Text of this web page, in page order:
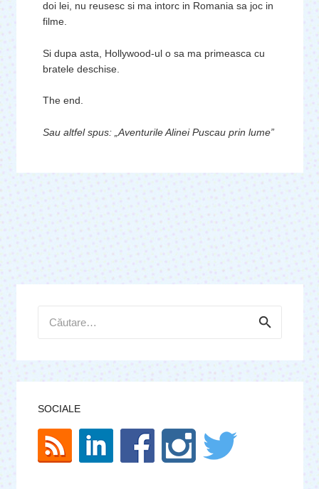
doi lei, nu reusesc si ma intorc in Romania sa joc in
filme.
Si dupa asta, Hollywood-ul o sa ma primeasca cu
bratele deschise.
The end.
Sau altfel spus: „Aventurile Alinei Puscau prin lume”
după:
SOCIALE